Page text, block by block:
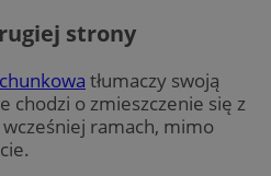
strony
tłumaczy swoją
chodzi o zmieszczenie się z
ramach, mimo